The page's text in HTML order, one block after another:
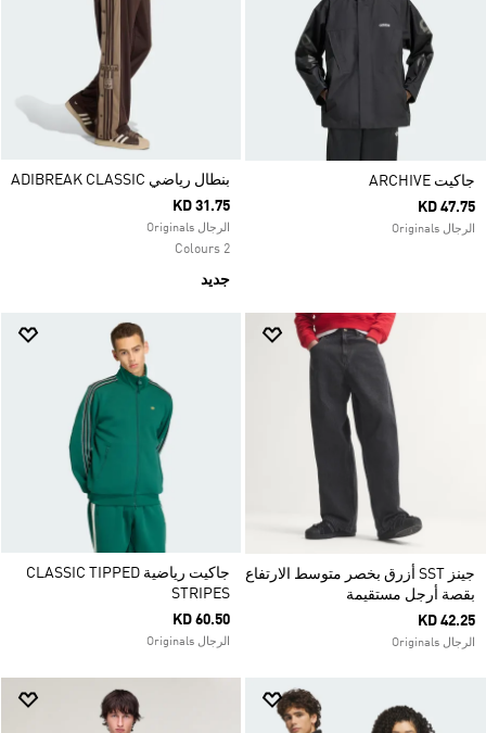
جاكيت ARCHIVE
KD 47.75
الرجال Originals
بنطال رياضي ADIBREAK CLASSIC
KD 31.75
الرجال Originals
2 Colours
جديد
جينز SST أزرق بخصر متوسط الارتفاع
بقصة أرجل مستقيمة
KD 42.25
الرجال Originals
جاكيت رياضية CLASSIC TIPPED
STRIPES
KD 60.50
الرجال Originals